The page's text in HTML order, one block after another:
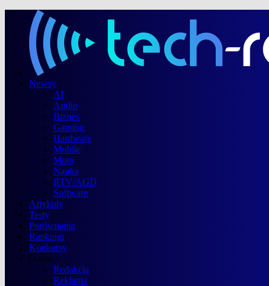
Newsy
AI
Audio
Biznes
Gaming
Hardware
Mobile
Moto
Nauka
RTV/AGD
Software
Artykuły
Testy
Porównania
Rankingi
Konkursy
O nas
Redakcja
Reklama